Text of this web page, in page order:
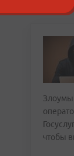
чтобы